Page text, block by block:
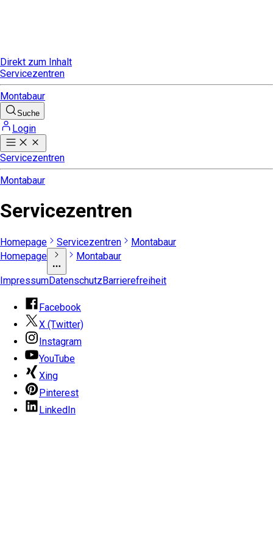
Direkt zum Inhalt
Servicezentren
Montabaur
Suche
Login
Servicezentren
Montabaur
Servicezentren
Homepage Servicezentren
Montabaur
Homepage
Montabaur
ImpressumDatenschutzBarrierefreiheit
Facebook
X (Twitter)
Instagram
YouTube
Xing
Pinterest
LinkedIn